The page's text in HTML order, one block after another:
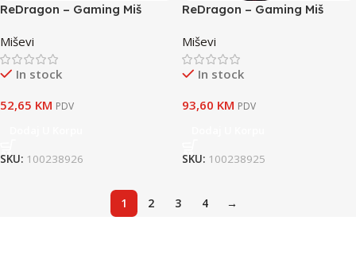
ReDragon – Gaming Miš
Miševi
In stock
52,65 KM PDV
SKU: 100238926
ReDragon – Gaming Miš
Wireless
Miševi
In stock
93,60 KM PDV
SKU: 100238925
1 2 3 4 →